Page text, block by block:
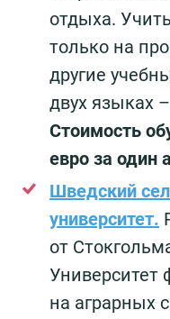
отдыха.
только на
другие
двух языках
Стоимость
евро за один
Шведский
университет.
от
Университет
на аграрных